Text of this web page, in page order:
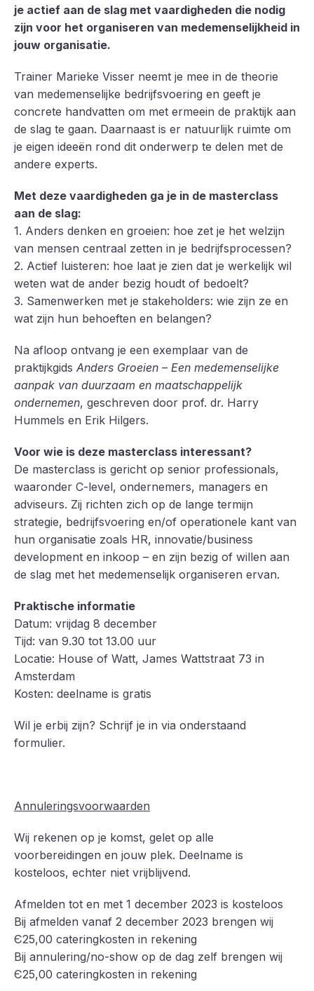
je actief aan de slag met vaardigheden die nodig
zijn voor het organiseren van medemenselijkheid in
jouw organisatie.
Trainer Marieke Visser neemt je mee in de theorie
van medemenselijke bedrijfsvoering en geeft je
concrete handvatten om met ermeein de praktijk aan
de slag te gaan. Daarnaast is er natuurlijk ruimte om
je eigen ideeën rond dit onderwerp te delen met de
andere experts.
Met deze vaardigheden ga je in de masterclass
aan de slag:
1. Anders denken en groeien: hoe zet je het welzijn
van mensen centraal zetten in je bedrijfsprocessen?
2. Actief luisteren: hoe laat je zien dat je werkelijk wil
weten wat de ander bezig houdt of bedoelt?
3. Samenwerken met je stakeholders: wie zijn ze en
wat zijn hun behoeften en belangen?
Na afloop ontvang je een exemplaar van de
praktijkgids Anders Groeien – Een medemenselijke
aanpak van duurzaam en maatschappelijk
ondernemen, geschreven door prof. dr. Harry
Hummels en Erik Hilgers.
Voor wie is deze masterclass interessant?
De masterclass is gericht op senior professionals,
waaronder C-level, ondernemers, managers en
adviseurs. Zij richten zich op de lange termijn
strategie, bedrijfsvoering en/of operationele kant van
hun organisatie zoals HR, innovatie/business
development en inkoop – en zijn bezig of willen aan
de slag met het medemenselijk organiseren ervan.
Praktische informatie
Datum: vrijdag 8 december
Tijd: van 9.30 tot 13.00 uur
Locatie: House of Watt, James Wattstraat 73 in
Amsterdam
Kosten: deelname is gratis
Wil je erbij zijn? Schrijf je in via onderstaand
formulier.
Annuleringsvoorwaarden
Wij rekenen op je komst, gelet op alle
voorbereidingen en jouw plek. Deelname is
kosteloos, echter niet vrijblijvend.
Afmelden tot en met 1 december 2023 is kosteloos
Bij afmelden vanaf 2 december 2023 brengen wij
Є25,00 cateringkosten in rekening
Bij annulering/no-show op de dag zelf brengen wij
Є25,00 cateringkosten in rekening